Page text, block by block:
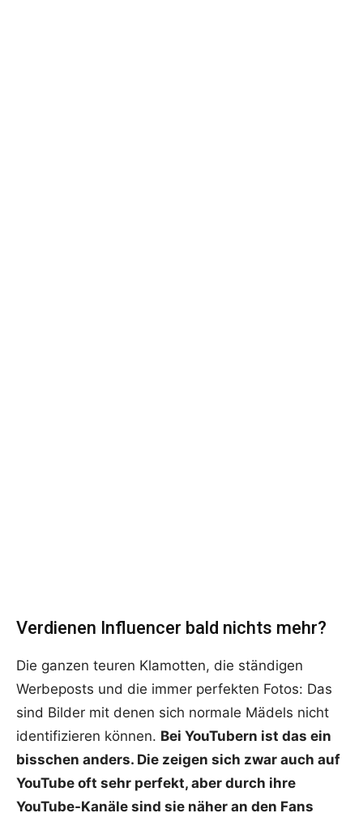
Verdienen Influencer bald nichts mehr?
Die ganzen teuren Klamotten, die ständigen
Werbeposts und die immer perfekten Fotos: Das
sind Bilder mit denen sich normale Mädels nicht
identifizieren können. Bei YouTubern ist das ein
bisschen anders. Die zeigen sich zwar auch auf
YouTube oft sehr perfekt, aber durch ihre
YouTube-Kanäle sind sie näher an den Fans